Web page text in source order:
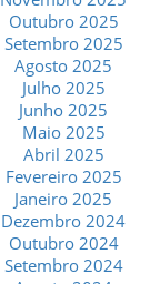
Outubro 2025
Setembro 2025
Agosto 2025
Julho 2025
Junho 2025
Maio 2025
Abril 2025
Fevereiro 2025
Janeiro 2025
Dezembro 2024
Outubro 2024
Setembro 2024